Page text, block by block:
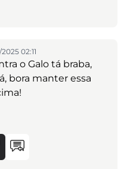
02:11
o Galo tá braba,
bora manter essa